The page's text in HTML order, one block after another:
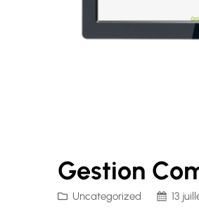
Gestion
Uncategorized 13